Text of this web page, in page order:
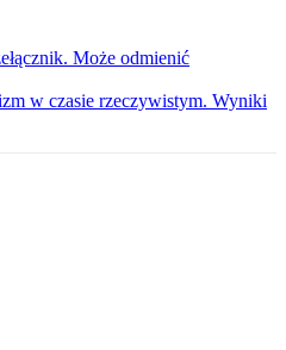
Może odmienić
w czasie rzeczywistym. Wyniki